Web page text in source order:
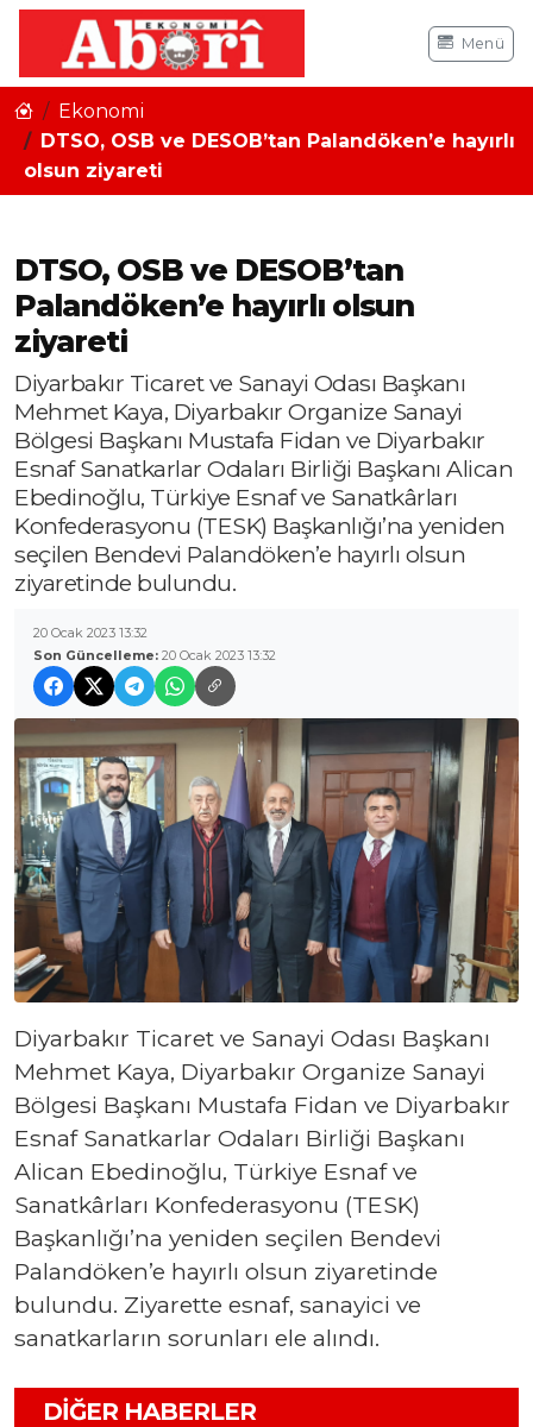
Menü
Ekonomi
DTSO, OSB ve DESOB’tan Palandöken’e hayırlı
olsun ziyareti
DTSO, OSB ve DESOB’tan
Palandöken’e hayırlı olsun
ziyareti
Diyarbakır Ticaret ve Sanayi Odası Başkanı
Mehmet Kaya, Diyarbakır Organize Sanayi
Bölgesi Başkanı Mustafa Fidan ve Diyarbakır
Esnaf Sanatkarlar Odaları Birliği Başkanı Alican
Ebedinoğlu, Türkiye Esnaf ve Sanatkârları
Konfederasyonu (TESK) Başkanlığı’na yeniden
seçilen Bendevi Palandöken’e hayırlı olsun
ziyaretinde bulundu.
20 Ocak 2023 13:32
Son Güncelleme: 20 Ocak 2023 13:32
Diyarbakır Ticaret ve Sanayi Odası Başkanı
Mehmet Kaya, Diyarbakır Organize Sanayi
Bölgesi Başkanı Mustafa Fidan ve Diyarbakır
Esnaf Sanatkarlar Odaları Birliği Başkanı
Alican Ebedinoğlu, Türkiye Esnaf ve
Sanatkârları Konfederasyonu (TESK)
Başkanlığı’na yeniden seçilen Bendevi
Palandöken’e hayırlı olsun ziyaretinde
bulundu. Ziyarette esnaf, sanayici ve
sanatkarların sorunları ele alındı.
DIĞER HABERLER